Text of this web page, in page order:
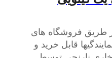
طریق فروشگاه های
قابل خرید و